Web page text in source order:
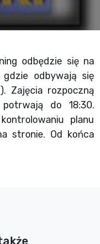
odbędzie się na
odbywają się
Zajęcia rozpoczną
do 18:30.
planu
stronie. Od końca